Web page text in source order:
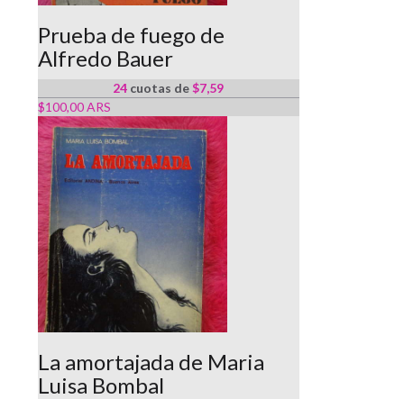
Prueba de fuego de
Alfredo Bauer
24 cuotas de$7,59
$100,00 ARS
La amortajada de Maria
Luisa Bombal